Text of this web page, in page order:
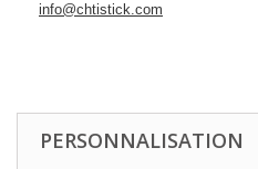
info@chtistick.com
PERSONNALISATION